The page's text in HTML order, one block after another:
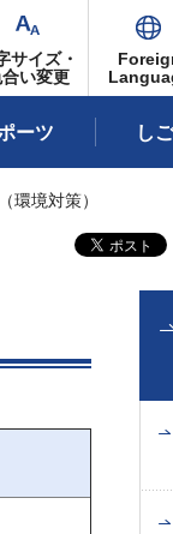
サイズ・
い変更
ーツ し
環境対策）